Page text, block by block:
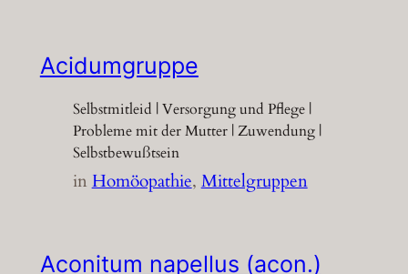
Acidumgruppe
Selbstmitleid | Versorgung und Pflege |
Probleme mit der Mutter | Zuwendung |
Selbstbewußtsein
inHomöopathie, Mittelgruppen
Aconitum napellus (acon.)